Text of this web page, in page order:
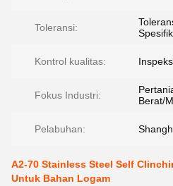
Toleransi:
Kontrol kualitas:
Fokus Industri:
Berat/
Pelabuhan:
A2-70 Stainless Steel Self
Untuk Bahan Logam